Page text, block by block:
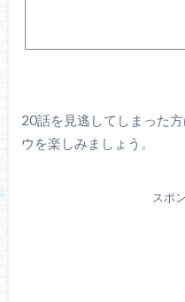
20話を見逃してしまった
ウを楽しみましょう。
スポ